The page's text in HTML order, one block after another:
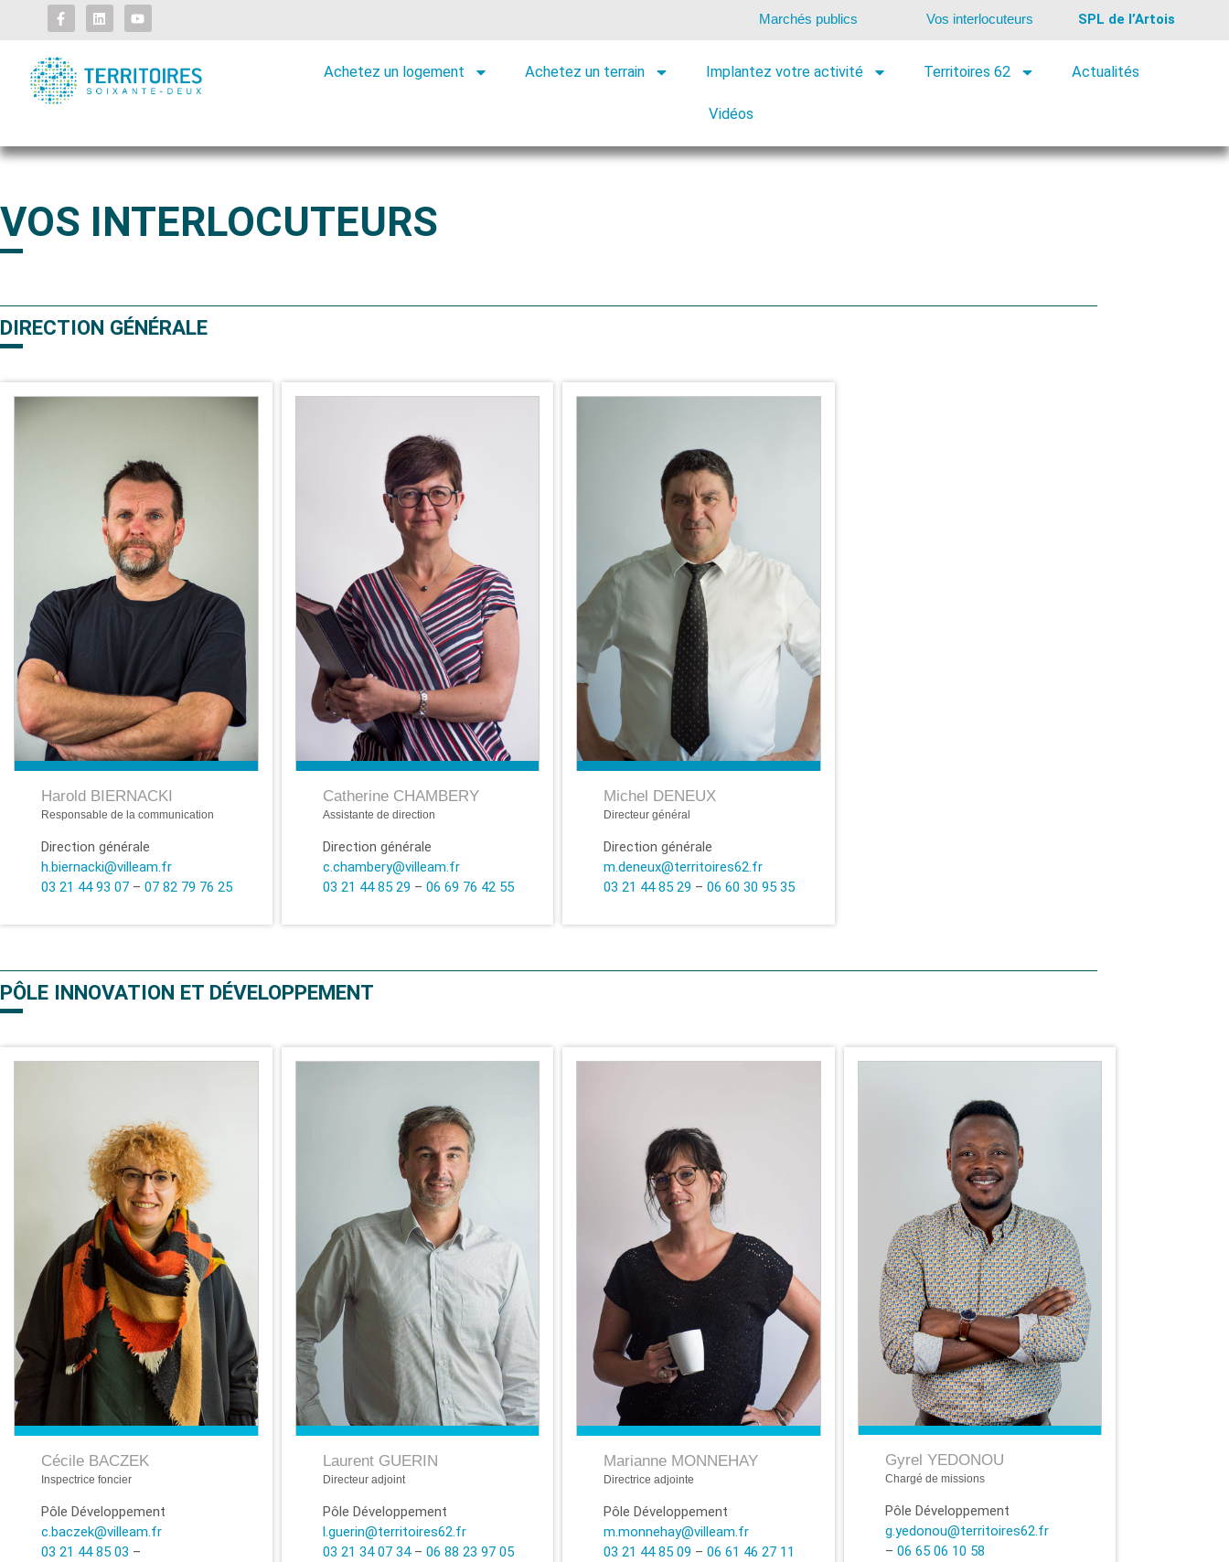
Marchés publics Vos interlocuteurs SPL de l’Artois
Achetez un logement Achetez un terrain Implantez votre activité Territoires 62 Actualités
Vidéos
VOS INTERLOCUTEURS
DIRECTION GÉNÉRALE
Harold BIERNACKI
Responsable de la communication
Direction générale
h.biernacki@villeam.fr
03 21 44 93 07 – 07 82 79 76 25
Catherine CHAMBERY
Assistante de direction
Direction générale
c.chambery@villeam.fr
03 21 44 85 29 – 06 69 76 42 55
Michel DENEUX
Directeur général
Direction générale
m.deneux@territoires62.fr
03 21 44 85 29 – 06 60 30 95 35
PÔLE INNOVATION ET DÉVELOPPEMENT
Cécile BACZEK
Inspectrice foncier
Pôle Développement
c.baczek@villeam.fr
03 21 44 85 03 –
Laurent GUERIN
Directeur adjoint
Pôle Développement
l.guerin@territoires62.fr
03 21 34 07 34– 06 88 23 97 05
Marianne MONNEHAY
Directrice adjointe
Pôle Développement
m.monnehay@villeam.fr
03 21 44 85 09 – 06 61 46 27 11
Gyrel YEDONOU
Chargé de missions
Pôle Développement
g.yedonou@territoires62.fr
– 06 65 06 10 58